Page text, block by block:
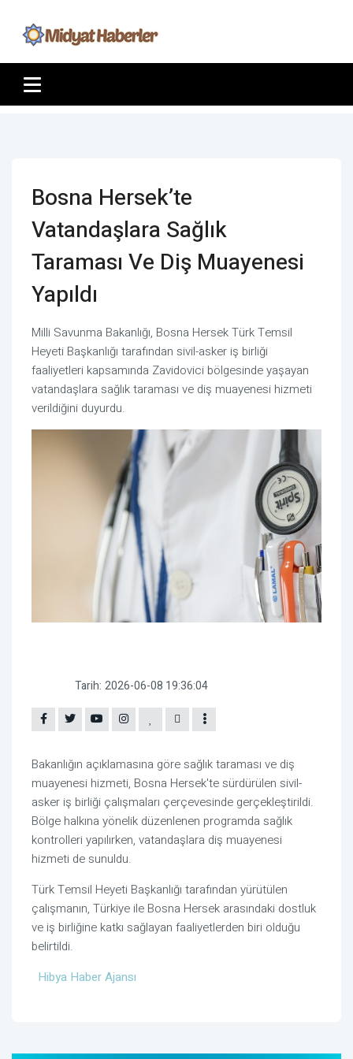
Bosna Hersek’te
Vatandaşlara Sağlık
Taraması Ve Diş Muayenesi
Yapıldı
Milli Savunma Bakanlığı, Bosna Hersek Türk Temsil
Heyeti Başkanlığı tarafından sivil-asker iş birliği
faaliyetleri kapsamında Zavidovici bölgesinde yaşayan
vatandaşlara sağlık taraması ve diş muayenesi hizmeti
verildiğini duyurdu.
Tarih: 2026-06-08 19:36:04
Bakanlığın açıklamasına göre sağlık taraması ve diş
muayenesi hizmeti, Bosna Hersek'te sürdürülen sivil-
asker iş birliği çalışmaları çerçevesinde gerçekleştirildi.
Bölge halkına yönelik düzenlenen programda sağlık
kontrolleri yapılırken, vatandaşlara diş muayenesi
hizmeti de sunuldu.
Türk Temsil Heyeti Başkanlığı tarafından yürütülen
çalışmanın, Türkiye ile Bosna Hersek arasındaki dostluk
ve iş birliğine katkı sağlayan faaliyetlerden biri olduğu
belirtildi.
Hibya Haber Ajansı